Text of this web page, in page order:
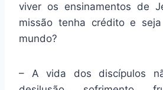
viver os ensinamentos de
missão tenha crédito e
mundo?
– A vida dos discípulos